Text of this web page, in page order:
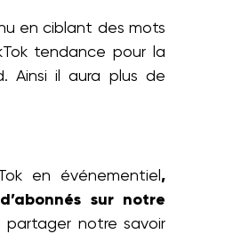
en ciblant des mots
tendance pour la
Ainsi il aura plus de
en événementiel ,
sur notre
partager notre savoir